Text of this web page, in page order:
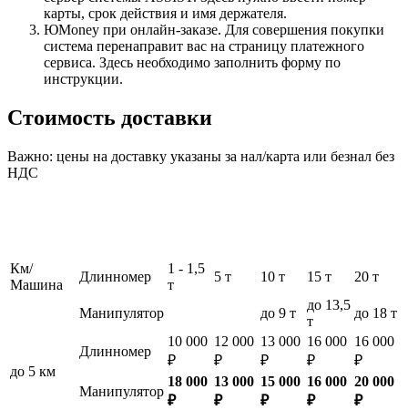
карты, срок действия и имя держателя.
ЮMoney при онлайн-заказе. Для совершения покупки
система перенаправит вас на страницу платежного
сервиса. Здесь необходимо заполнить форму по
инструкции.
Стоимость доставки
Важно: цены на доставку указаны за нал/карта или безнал без
НДС
Км/
Машина
Длинномер
1 - 1,5
т
5 т 10 т 15 т 20 т
Манипулятор до 9 т
до 13,5
т
до 18 т
до 5 км
Длинномер
10 000
₽
12 000
₽
13 000
₽
16 000
₽
16 000
₽
Манипулятор
18 000
₽
13 000
₽
15 000
₽
16 000
₽
20 000
₽